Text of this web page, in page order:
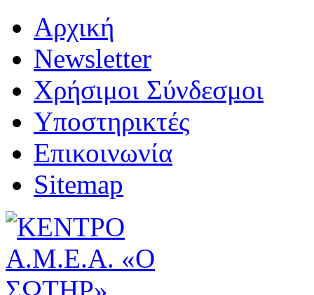
Αρχική
Newsletter
Χρήσιμοι Σύνδεσμοι
Υποστηρικτές
Επικοινωνία
Sitemap